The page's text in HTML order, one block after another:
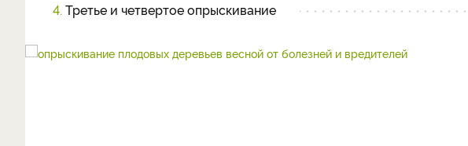
4. Третье и четвертое опрыскивание